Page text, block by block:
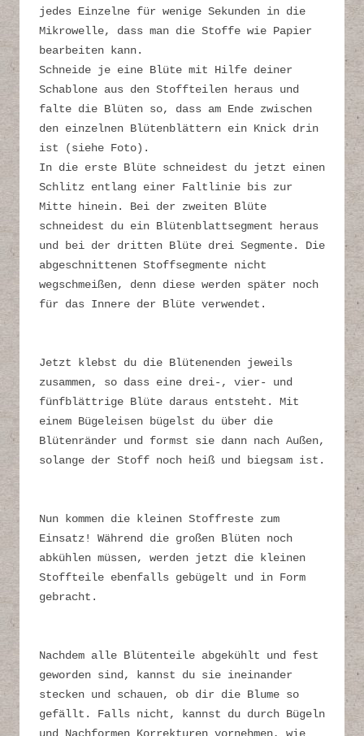
jedes Einzelne für wenige Sekunden in die
Mikrowelle, dass man die Stoffe wie Papier
bearbeiten kann.
Schneide je eine Blüte mit Hilfe deiner
Schablone aus den Stoffteilen heraus und
falte die Blüten so, dass am Ende zwischen
den einzelnen Blütenblättern ein Knick drin
ist (siehe Foto).
In die erste Blüte schneidest du jetzt einen
Schlitz entlang einer Faltlinie bis zur
Mitte hinein. Bei der zweiten Blüte
schneidest du ein Blütenblattsegment heraus
und bei der dritten Blüte drei Segmente. Die
abgeschnittenen Stoffsegmente nicht
wegschmeißen, denn diese werden später noch
für das Innere der Blüte verwendet.
Jetzt klebst du die Blütenenden jeweils
zusammen, so dass eine drei-, vier- und
fünfblättrige Blüte daraus entsteht. Mit
einem Bügeleisen bügelst du über die
Blütenränder und formst sie dann nach Außen,
solange der Stoff noch heiß und biegsam ist.
Nun kommen die kleinen Stoffreste zum
Einsatz! Während die großen Blüten noch
abkühlen müssen, werden jetzt die kleinen
Stoffteile ebenfalls gebügelt und in Form
gebracht.
Nachdem alle Blütenteile abgekühlt und fest
geworden sind, kannst du sie ineinander
stecken und schauen, ob dir die Blume so
gefällt. Falls nicht, kannst du durch Bügeln